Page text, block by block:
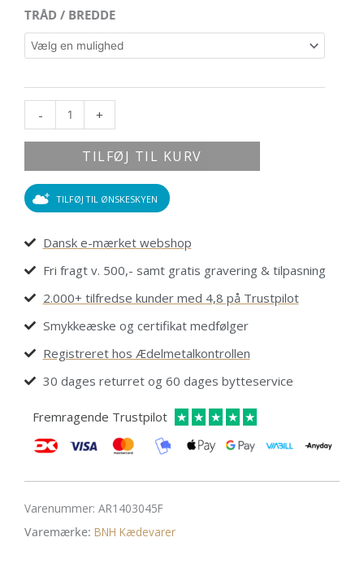
TRÅD / BREDDE
-
i
massiv
guld
antal
+
TILFØJ TIL KURV
TILFØJ TIL ØNSKESKYEN
Dansk e-mærket webshop
Fri fragt v. 500,- samt gratis gravering & tilpasning
2.000+ tilfredse kunder med 4,8 på Trustpilot
Smykkeæske og certifikat medfølger
Registreret hos Ædelmetalkontrollen
30 dages returret og 60 dages bytteservice
Fremragende Trustpilot ★ ★ ★ ★ ★
Varenummer: AR1403045F
Varemærke: BNH Kædevarer